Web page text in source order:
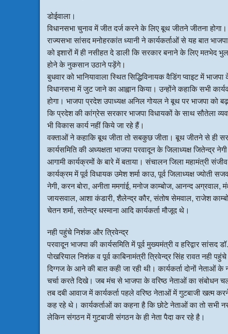
डोईवाला।
विधानसभा चुनाव में जीत दर्ज करने के लिए बूथ जीतने जीतना
राज्यसभा सांसद मनोहरकांत ध्यानी ने कार्यकर्ताओं से यह बात
को इशारों में ही नसीहत दे डाली कि सरकार बनाने के लिए मतभेद
होने के नुकसान उठाने पड़ेंगे।
बुधवार को भानियावाला स्थित सिद्धिविनायक वैडिंग प्वाइट में
विधानसभा में जुट जाने का आह्वान किया। उन्होंने कहाकि सभी
होगा। भाजपा प्रदेश उपाध्यक्ष अनिल गोयल ने बूथ पर भाजपा
कि प्रदेश की कांग्रेस सरकार भाजपा विधायकों के साथ सौतेला
भी विकास कार्य नहीं किये जा रहे हैं।
वक्ताओं ने कहाकि बूथ जीता तो सबकुछ जीता। बूथ जीतने से ही
कार्यसमिति की अध्यक्षता भाजपा परवादून के जिलाध्यक्ष जितेन्द्र
आगामी कार्यक्रमों के बारे में बताया। संचालन जिला महामंत्री
कार्यक्रम में पूर्व विधायक उमेश शर्मा काउ, पूर्व जिलाध्यक्ष ज्योती
नेगी, करन बोरा, अनीता ममगांई, मनोज काम्बोज, आनन्द अग्रवाल,
जायसवाल, आशा कंडारी, शैलेन्द्र कौर, संतोष सेमवाल, राजेश
चेतन शर्मा, सतेन्द्र धस्माना आदि कार्यकर्ता मौजूद थे।
नही पहुंचे निशंक और त्रिवेन्द्र
परवादून भाजपा की कार्यसमिति में पूर्व मुख्यमंत्री व हरिद्वार सांसद
पोखरियाल निशंक व पूर्व काबिनामंत्री त्रिवेन्द्र सिंह रावत नही
दिग्गज के आने की बात कही जा रही थी। कार्यकर्ता दोनों नेताओं
चर्चा करते दिखे। जब मंच से भाजपा के वरिष्ठ नेताओं का संबोधन
तब दबी आवाज में कार्यकर्ता पहले वरिष्ठ नेताओं में गुटबाजी खत्म
कह रहे थे। कार्यकर्ताओं का कहना है कि छोटे नेताओं का तो सभी
लेकिन संगठन में गुटबाजी संगठन के ही नेता पैदा कर रहे है।